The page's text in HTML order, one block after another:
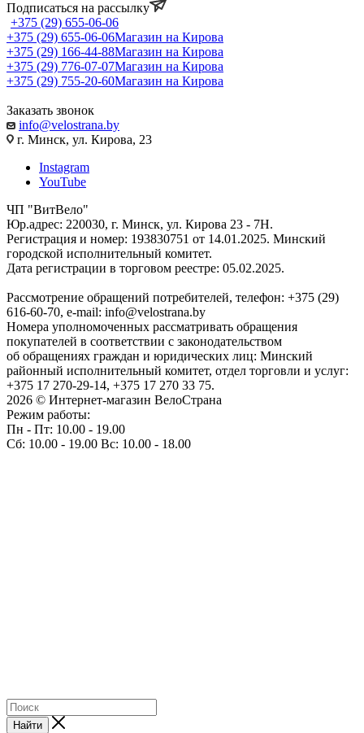
Подписаться на рассылку
+375 (29) 655-06-06
+375 (29) 655-06-06Магазин на Кирова
+375 (29) 166-44-88Магазин на Кирова
+375 (29) 776-07-07Магазин на Кирова
+375 (29) 755-20-60Магазин на Кирова
Заказать звонок
info@velostrana.by
г. Минск, ул. Кирова, 23
Instagram
YouTube
ЧП "ВитВело"
Юр.адрес: 220030, г. Минск, ул. Кирова 23 - 7Н.
Регистрация и номер: 193830751 от 14.01.2025. Минский
городской исполнительный комитет.
Дата регистрации в торговом реестре: 05.02.2025.
Рассмотрение обращений потребителей, телефон: +375 (29)
616-60-70, e-mail: info@velostrana.by
Номера уполномоченных рассматривать обращения
покупателей в соответствии с законодательством
об обращениях граждан и юридических лиц: Минский
районный исполнительный комитет, отдел торговли и услуг:
+375 17 270-29-14, +375 17 270 33 75.
2026 © Интернет-магазин ВелоСтрана
Режим работы:
Пн - Пт: 10.00 - 19.00
Сб: 10.00 - 19.00 Вс: 10.00 - 18.00
Найти